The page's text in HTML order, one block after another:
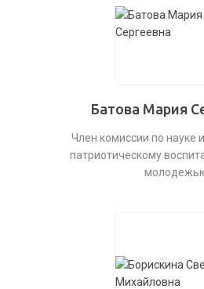
Батова Мария
Член комиссии по науке
патриотическому